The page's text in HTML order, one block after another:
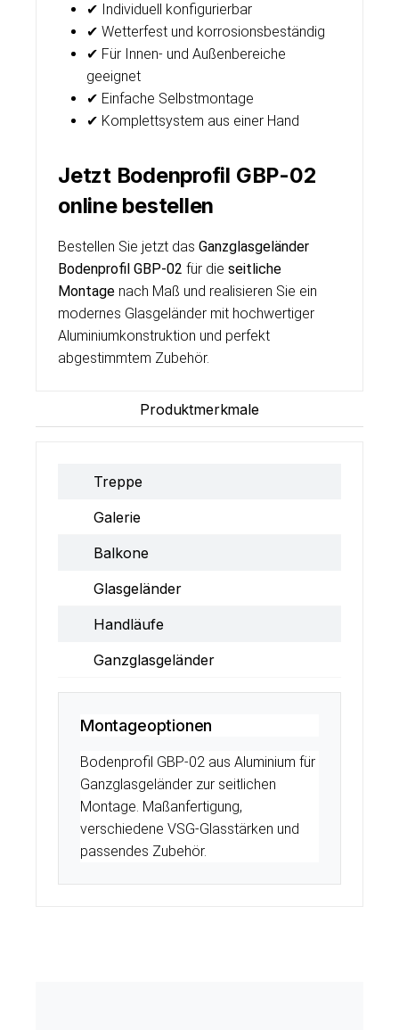
✔ Individuell konfigurierbar
✔ Wetterfest und korrosionsbeständig
✔ Für Innen- und Außenbereiche
geeignet
✔ Einfache Selbstmontage
✔ Komplettsystem aus einer Hand
Jetzt Bodenprofil GBP-02
online bestellen
Bestellen Sie jetzt das Ganzglasgeländer
Bodenprofil GBP-02 für die seitliche
Montage nach Maß und realisieren Sie ein
modernes Glasgeländer mit hochwertiger
Aluminiumkonstruktion und perfekt
abgestimmtem Zubehör.
Produktmerkmale
Treppe
Galerie
Balkone
Glasgeländer
Handläufe
Ganzglasgeländer
Montageoptionen
Bodenprofil GBP-02 aus Aluminium für
Ganzglasgeländer zur seitlichen
Montage. Maßanfertigung,
verschiedene VSG-Glasstärken und
passendes Zubehör.